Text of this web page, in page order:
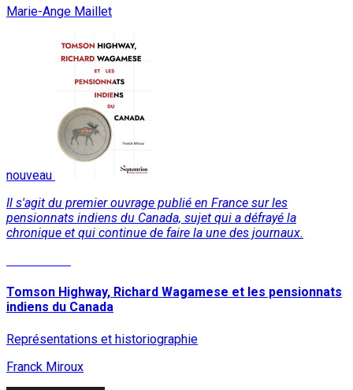
Marie-Ange Maillet
nouveau
Il s'agit du premier ouvrage publié en France sur les
pensionnats indiens du Canada, sujet qui a défrayé la
chronique et qui continue de faire la une des journaux.
Tomson Highway, Richard Wagamese et les pensionnats
indiens du Canada
Représentations et historiographie
Franck Miroux